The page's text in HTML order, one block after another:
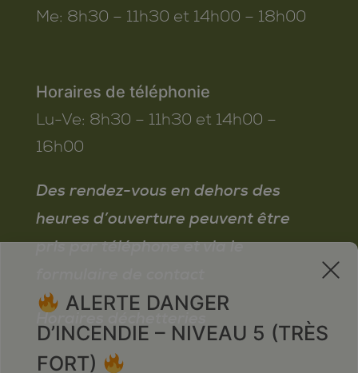
Me: 8h30 – 11h30 et 14h00 – 18h00
Horaires de téléphonie
Lu-Ve: 8h30 – 11h30 et 14h00 –
16h00
Des rendez-vous en dehors des
heures d’ouverture peuvent être
pris par téléphone et via le
Horaires déchetteries
x
ALERTE DANGER
D’INCENDIE – NIVEAU 5 (TRÈS
FORT)